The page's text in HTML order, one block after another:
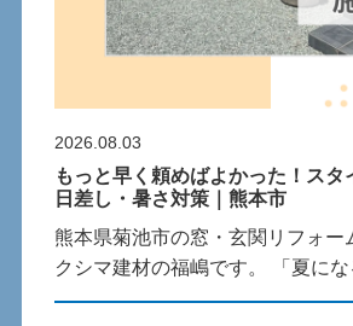
2026.08.03
もっと早く頼めばよかった！スタ
日差し・暑さ対策｜熊本市
熊本県菊池市の窓・玄関リフォー
クシマ建材の福嶋です。 「夏にな